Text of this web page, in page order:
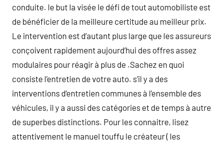
conduite. le but la visée le défi de tout automobiliste est
de bénéficier de la meilleure certitude au meilleur prix.
Le intervention est d’autant plus large que les assureurs
conçoivent rapidement aujourd’hui des offres assez
modulaires pour réagir à plus de .Sachez en quoi
consiste l’entretien de votre auto. s’il y a des
interventions d’entretien communes à l’ensemble des
véhicules, il y a aussi des catégories et de temps à autre
de superbes distinctions. Pour les connaitre, lisez
attentivement le manuel touffu le créateur ( les